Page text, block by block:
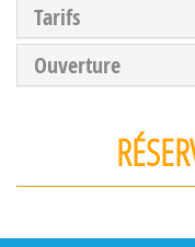
Tarifs
Ouverture